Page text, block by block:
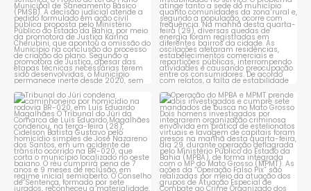
Tribunal do Júri condena
caminhoneiro por...
1 0
Operação do MPBA e MPMT
prende dois investigados e...
1 0